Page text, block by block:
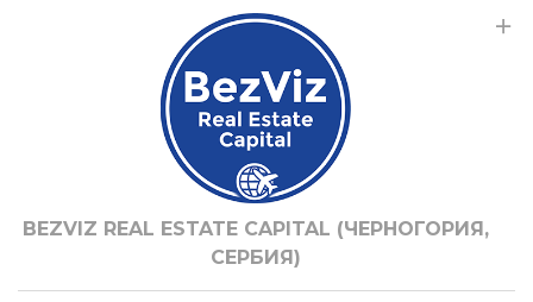
BEZVIZ REAL ESTATE CAPITAL (ЧЕРНОГОРИЯ,
СЕРБИЯ)